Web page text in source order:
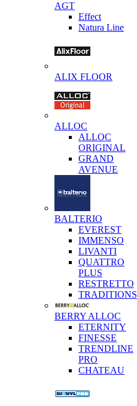
AGT
Effect
Natura Line
ALIX FLOOR
ALLOC
ALLOC
ORIGINAL
GRAND
AVENUE
BALTERIO
EVEREST
IMMENSO
LIVANTI
QUATTRO
PLUS
RESTRETTO
TRADITIONS
BERRY ALLOC
ETERNITY
FINESSE
TRENDLINE
PRO
CHATEAU